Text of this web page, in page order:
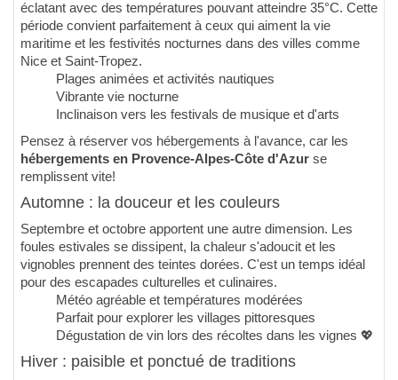
éclatant avec des températures pouvant atteindre 35°C. Cette
période convient parfaitement à ceux qui aiment la vie
maritime et les festivités nocturnes dans des villes comme
Nice et Saint-Tropez.
Plages animées et activités nautiques
Vibrante vie nocturne
Inclinaison vers les festivals de musique et d'arts
Pensez à réserver vos hébergements à l'avance, car les
hébergements en Provence-Alpes-Côte d'Azur se
remplissent vite!
Automne : la douceur et les couleurs
Septembre et octobre apportent une autre dimension. Les
foules estivales se dissipent, la chaleur s'adoucit et les
vignobles prennent des teintes dorées. C'est un temps idéal
pour des escapades culturelles et culinaires.
Météo agréable et températures modérées
Parfait pour explorer les villages pittoresques
Dégustation de vin lors des récoltes dans les vignes 💖
Hiver : paisible et ponctué de traditions